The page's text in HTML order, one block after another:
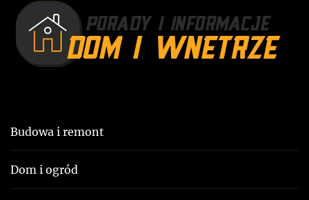
p
i
s
s
:
Budowa i remont
Dom i ogród